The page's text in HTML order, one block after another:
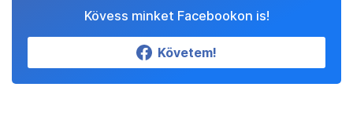
Kövess minket Facebookon is!
Követem!